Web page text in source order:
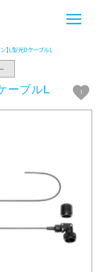
ン】L型光DケーブルL
ーブルL 1